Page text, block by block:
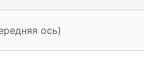
ось)